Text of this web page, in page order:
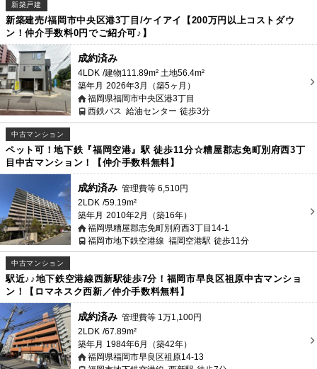
新築戸建
新築建売/福岡市中央区港3丁目/ケイアイ【200万円以上コストダウ
ン！仲介手数料0円でご紹介可♪】
4LDK 建物111.89m² 土地56.4m²
築年月 2026年3月（築5ヶ月）
福岡県福岡市中央区港3丁目
西鉄バス 給油センター 徒歩3分
成約済み
中古マンション
ペット可！地下鉄『福岡空港』駅 徒歩11分☆糟屋郡志免町別府西3丁
目中古マンション！【仲介手数料無料】
2LDK 59.19m²
築年月 2010年2月（築16年）
福岡県糟屋郡志免町別府西3丁目14-1
福岡市地下鉄空港線 福岡空港駅 徒歩11分
成約済み 管理費等 6,510円
中古マンション
駅近♪♪地下鉄空港線西新駅徒歩7分！福岡市早良区祖原中古マンショ
ン！【ロマネスク西新／仲介手数料無料】
2LDK 67.89m²
築年月 1984年6月（築42年）
福岡県福岡市早良区祖原14-13
成約済み 管理費等 1万1,100円